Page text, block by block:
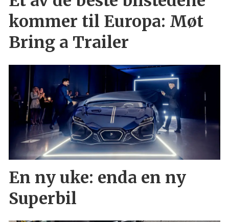
kommer til Europa: Møt
Bring a Trailer
En ny uke: enda en ny
Superbil